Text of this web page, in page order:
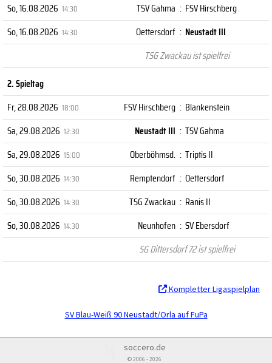
So, 16.08.2026 14:30 TSV Gahma : FSV Hirschberg
So, 16.08.2026 14:30 Oettersdorf : Neustadt III
TSG Zwackau ist spielfrei
2. Spieltag
Fr, 28.08.2026 18:00 FSV Hirschberg : Blankenstein
Sa, 29.08.2026 12:30 Neustadt III : TSV Gahma
Sa, 29.08.2026 15:00 Oberböhmsd. : Triptis II
So, 30.08.2026 14:30 Remptendorf : Oettersdorf
So, 30.08.2026 14:30 TSG Zwackau : Ranis II
So, 30.08.2026 14:30 Neunhofen : SV Ebersdorf
SG Dittersdorf 72 ist spielfrei
Kompletter Ligaspielplan
SV Blau-Weiß 90 Neustadt/Orla auf FuPa
soccero.de
© 2006 - 2026